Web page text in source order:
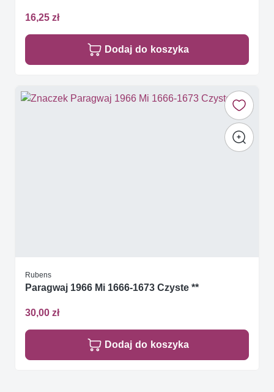
16,25 zł
Dodaj do koszyka
Rubens
Paragwaj 1966 Mi 1666-1673 Czyste **
30,00 zł
Dodaj do koszyka